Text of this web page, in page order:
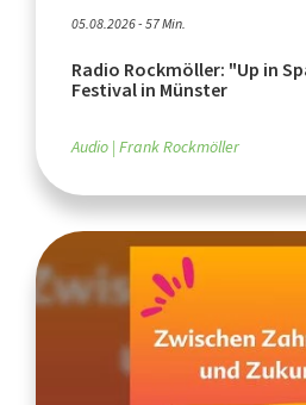
05.08.2026 - 57 Min.
Radio Rockmöller: "Up in
Festival in Münster
Audio Frank Rockmöller